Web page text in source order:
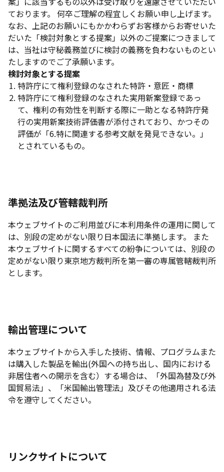
ております。 何卒ご理解の程宜しくお願い申し上げます。
なお、上記のお願いにもかかわらずお客様からお寄せいた
だいた「検討対象とする提案」以外のご提案につきまして
は、当社は守秘義務並びに検討の義務を負わないものとい
たしますのでご了承願います。
検討対象とする提案
特許庁にて権利登録のなされた特許・意匠・商標
特許庁にて権利登録のなされた実用新案登録であっ
て、権利の有効性を判断する際に一助となる特許庁発
行の実用新案技術評価書が添付されており、かつその
評価が「6.特に関連する参考文献を発見できない。」
とされているもの。
準拠法及び管轄裁判所
本ウェブサイトのご利用並びに本利用条件の運用に関して
は、別段の定めがない限り日本国法に準拠します。 また
本ウェブサイトに関するすべての紛争については、別段の
定めがない限り東京地方裁判所を第一審の専属管轄裁判所
とします。
輸出管理について
本ウェブサイトから入手した技術、情報、プログラムまた
は購入した製品を輸出(外国への持ち出し、国内における
非居住者への開示を含む）する場合は、「外国為替及び外
国貿易法」、「米国輸出管理法」及びその他適用される法
令を遵守してください。
リンクサイトについて